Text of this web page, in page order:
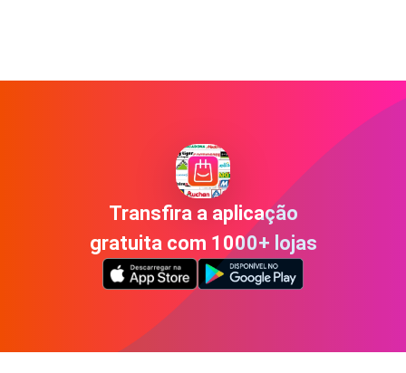
Transfira a aplicação
gratuita com 1000+ lojas